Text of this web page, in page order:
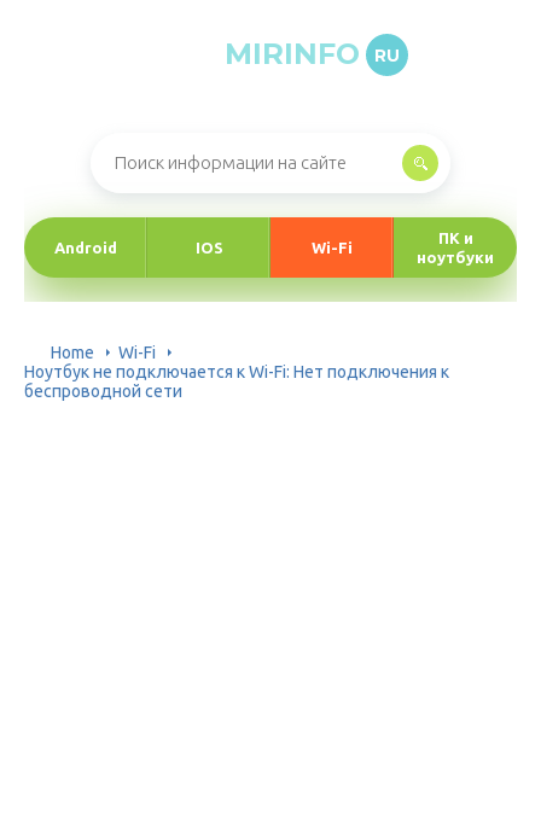
MIRINFO RU
Android IOS Wi-Fi
ПК и
ноутбуки
Home
Wi-Fi
Ноутбук не подключается к Wi-Fi: Нет подключения к
беспроводной сети